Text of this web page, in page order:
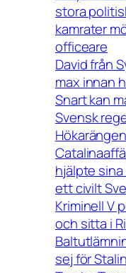
stora
kamrater
officeare
David från
max innan
Snart kan
Svensk
hjälpte
ett civilt
Kriminell V
och sitta i
sej för Stalin